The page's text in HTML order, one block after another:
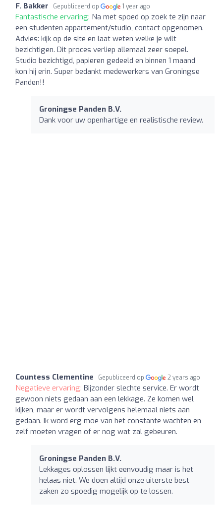
F. Bakker Gepubliceerd op 1 year ago
Fantastische ervaring: Na met spoed op zoek te zijn naar
een studenten appartement/studio, contact opgenomen.
Advies: kijk op de site en laat weten welke je wilt
bezichtigen. Dit proces verliep allemaal zeer soepel.
Studio bezichtigd, papieren gedeeld en binnen 1 maand
kon hij erin. Super bedankt medewerkers van Groningse
Panden!!
Groningse Panden B.V.
Dank voor uw openhartige en realistische review.
Countess Clementine Gepubliceerd op 2 years ago
Negatieve ervaring: Bijzonder slechte service. Er wordt
gewoon niets gedaan aan een lekkage. Ze komen wel
kijken, maar er wordt vervolgens helemaal niets aan
gedaan. Ik word erg moe van het constante wachten en
zelf moeten vragen of er nog wat zal gebeuren.
Groningse Panden B.V.
Lekkages oplossen lijkt eenvoudig maar is het
helaas niet. We doen altijd onze uiterste best
zaken zo spoedig mogelijk op te lossen.